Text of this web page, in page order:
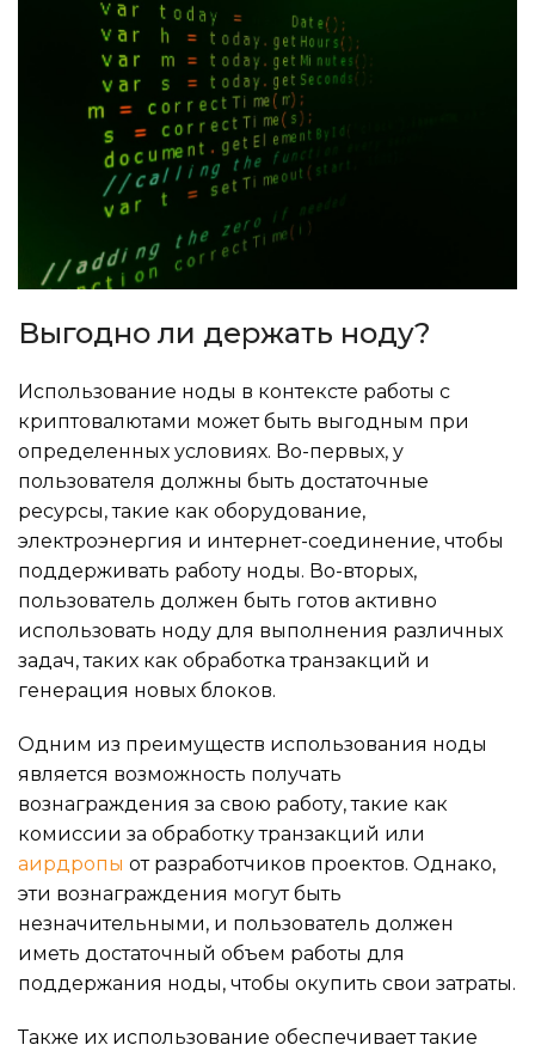
Выгодно ли держать ноду?
Использование ноды в контексте работы с
криптовалютами может быть выгодным при
определенных условиях. Во-первых, у
пользователя должны быть достаточные
ресурсы, такие как оборудование,
электроэнергия и интернет-соединение, чтобы
поддерживать работу ноды. Во-вторых,
пользователь должен быть готов активно
использовать ноду для выполнения различных
задач, таких как обработка транзакций и
генерация новых блоков.
Одним из преимуществ использования ноды
является возможность получать
вознаграждения за свою работу, такие как
комиссии за обработку транзакций или
аирдропы от разработчиков проектов. Однако,
эти вознаграждения могут быть
незначительными, и пользователь должен
иметь достаточный объем работы для
поддержания ноды, чтобы окупить свои затраты.
Также их использование обеспечивает такие